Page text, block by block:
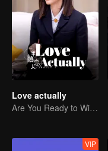
Love actually
Are You Ready to Witness the Love that Is Yet to Bloom?
VIP